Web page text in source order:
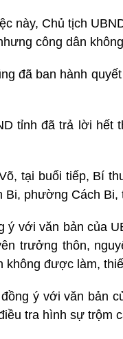
này, Chủ tịch
công dân
đã ban hành
tỉnh đã trả lời hết
tại buổi tiếp, Bí
Bi, phường Cách Bi,
ý với văn bản của
trưởng thôn,
không được làm,
ý với văn bản
tra hình sự trộm